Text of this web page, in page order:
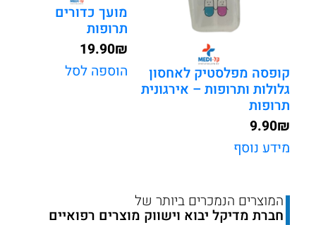
קופסה מפלסטיק לאחסון
גלולות ותרופות – אירגונית
תרופות
₪
9.90
מידע נוסף
מועך כדורים
תרופות
₪
19.90
הוספה לסל
המוצרים הנמכרים ביותר של
חברת מדיקל יבוא וישווק מוצרים רפואיים